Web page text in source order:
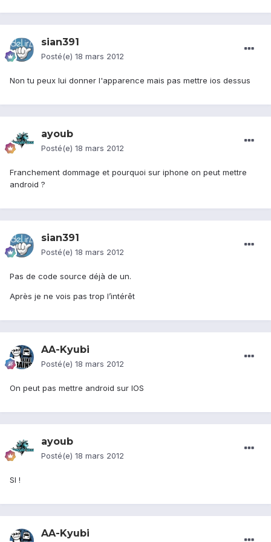
sian391
Posté(e) 18 mars 2012
Non tu peux lui donner l'apparence mais pas mettre ios dessus
ayoub
Posté(e) 18 mars 2012
Franchement dommage et pourquoi sur iphone on peut mettre
android ?
sian391
Posté(e) 18 mars 2012
Pas de code source déjà de un.
Après je ne vois pas trop l’intérêt
AA-Kyubi
Posté(e) 18 mars 2012
On peut pas mettre android sur IOS
ayoub
Posté(e) 18 mars 2012
SI !
AA-Kyubi